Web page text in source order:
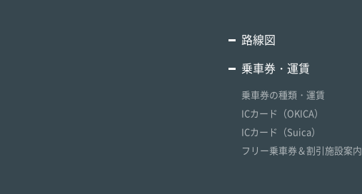
路線図
乗車券・運賃
乗車券の種類・運賃
ICカード（OKICA）
ICカード（Suica）
フリー乗車券＆割引施設案内